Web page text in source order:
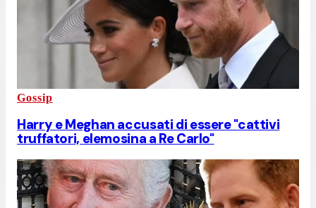
Gossip
Harry e Meghan accusati di essere "cattivi
truffatori, elemosina a Re Carlo"